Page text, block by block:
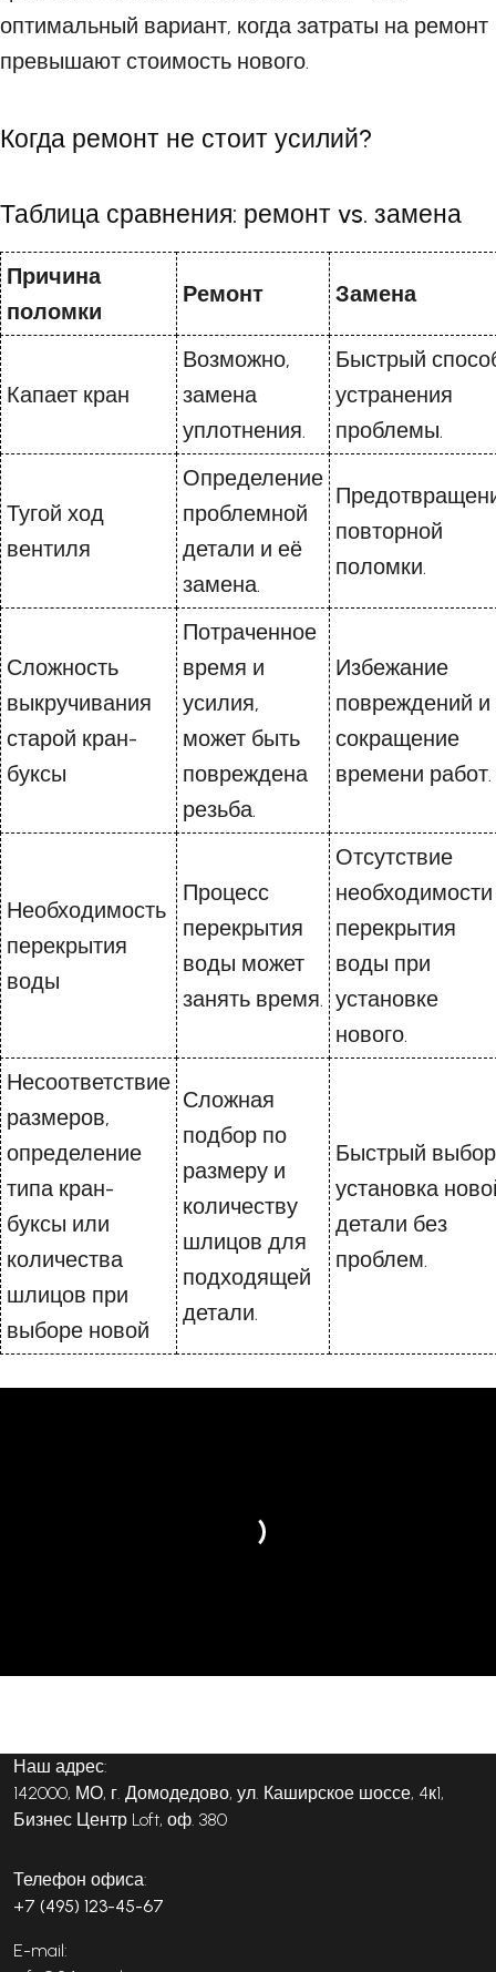
оптимальный вариант, когда затраты на ремонт
превышают стоимость нового.
Когда ремонт не стоит усилий?
Таблица сравнения: ремонт vs. замена
Причина
поломки
Ремонт Замена
Капает кран
Возможно,
замена
уплотнения.
Быстрый
устранения
проблемы.
Тугой ход
вентиля
Определение
проблемной
детали и её
замена.
повторной
поломки.
Сложность
выкручивания
старой кран-
буксы
Потраченное
время и
усилия,
может быть
повреждена
резьба.
Избежание
повреждений и
сокращение
времени работ.
Необходимость
перекрытия
воды
Процесс
перекрытия
воды может
занять время.
Отсутствие
необходимости
перекрытия
воды при
установке
нового.
Несоответствие
размеров,
определение
типа кран-
буксы или
количества
шлицов при
выборе новой
Сложная
подбор по
размеру и
количеству
шлицов для
подходящей
детали.
Быстрый
установка
детали без
проблем.
Наш адрес:
142000, МО, г. Домодедово, ул. Каширское шоссе, 4к1,
Бизнес Центр Loft, оф. 380
Телефон офиса:
+7 (495) 123-45-67
E-mail: